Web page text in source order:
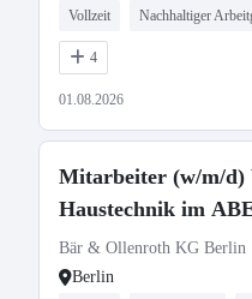
Vollzeit Nachhaltiger
4
01.08.2026
Mitarbeiter (w/m/d)
Haustechnik im
Bär & Ollenroth KG Berlin
Berlin